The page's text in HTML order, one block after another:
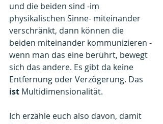
und die beiden sind -im
physikalischen Sinne- miteinander
verschränkt, dann können die
beiden miteinander kommunizieren -
wenn man das eine berührt, bewegt
sich das andere. Es gibt da keine
Entfernung oder Verzögerung. Das
ist Multidimensionalität.
Ich erzähle euch also davon, damit